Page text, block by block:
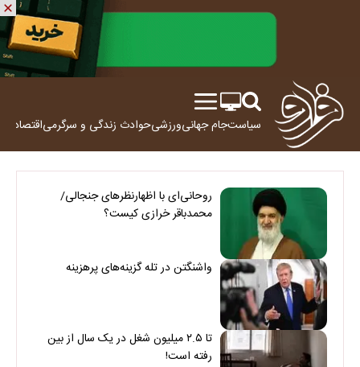
سیاستجام جهانیورزشیحوادث زندگی و سرگرمیاقتصاد
روحانی‌ای با اظهارنظرهای جنجالی/
محمدباقر خرازی کیست؟
واشنگتن در تله گزینه‌های پرهزینه
تا ۲.۵ میلیون شغل در یک سال از بین
رفته است!